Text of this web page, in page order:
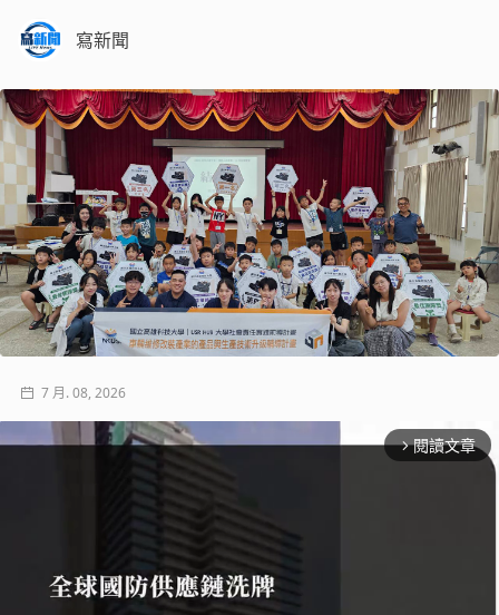
寫新聞
7 月. 08, 2026
arrow_forward_ios 閱讀文章